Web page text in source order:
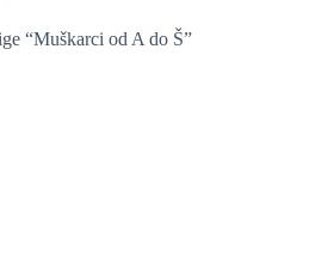
“Muškarci od A do Š”